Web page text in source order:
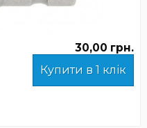
30,00 грн.
Купити в 1 клік